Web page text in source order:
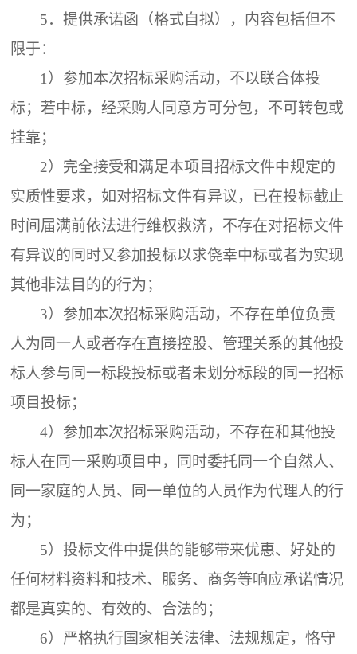
5．提供承诺函（格式自拟），内容包括但不
限于：
1）参加本次招标采购活动，不以联合体投
标；若中标，经采购人同意方可分包，不可转包或
挂靠；
2）完全接受和满足本项目招标文件中规定的
实质性要求，如对招标文件有异议，已在投标截止
时间届满前依法进行维权救济，不存在对招标文件
有异议的同时又参加投标以求侥幸中标或者为实现
其他非法目的的行为；
3）参加本次招标采购活动，不存在单位负责
人为同一人或者存在直接控股、管理关系的其他投
标人参与同一标段投标或者未划分标段的同一招标
项目投标；
4）参加本次招标采购活动，不存在和其他投
标人在同一采购项目中，同时委托同一个自然人、
同一家庭的人员、同一单位的人员作为代理人的行
为；
5）投标文件中提供的能够带来优惠、好处的
任何材料资料和技术、服务、商务等响应承诺情况
都是真实的、有效的、合法的；
6）严格执行国家相关法律、法规规定，恪守